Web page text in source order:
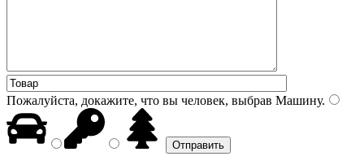
Пожалуйста, докажите, что вы человек, выбрав Машину.